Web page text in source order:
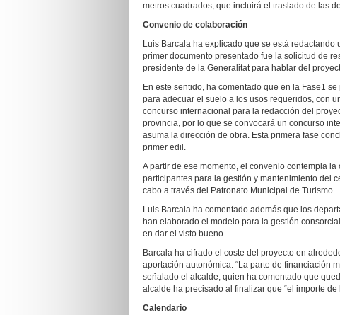
metros cuadrados, que incluirá el traslado de las
Convenio de colaboración
Luis Barcala ha explicado que se está
primer documento presentado fue la solicitud de
presidente de la Generalitat para hablar del
En este sentido, ha comentado que en la Fase1
para adecuar el suelo a los usos requeridos, con
concurso internacional para la redacción del
provincia, por lo que se convocará un concurso
asuma la dirección de obra. Esta primera fase
primer edil.
A partir de ese momento, el convenio contempla
participantes para la gestión y mantenimiento del
cabo a través del Patronato Municipal de Turismo.
Luis Barcala ha comentado además que los
han elaborado el modelo para la gestión
en dar el visto bueno.
Barcala ha cifrado el coste del proyecto en
aportación autonómica. “La parte de financiación
señalado el alcalde, quien ha comentado que
alcalde ha precisado al finalizar que “el importe
Calendario